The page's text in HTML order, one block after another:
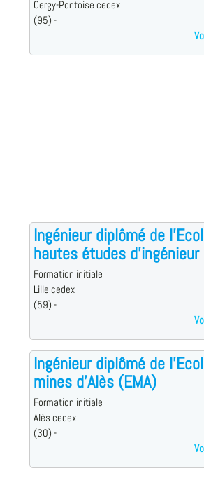
Cergy-Pontoise cedex
(95) -
Ingénieur diplômé de
hautes études d'ingénieur
Formation initiale
Lille cedex
(59) -
Ingénieur diplômé de
mines d'Alès (EMA)
Formation initiale
Alès cedex
(30) -